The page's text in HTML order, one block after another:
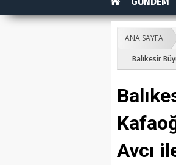
ANA SAYFA
Balıkesir
Avcı